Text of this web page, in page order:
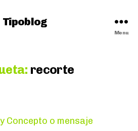
Tipoblog
Menu
recorte
Categories
Concepto o mensaje